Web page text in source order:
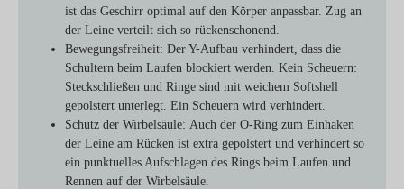
ist das Geschirr optimal auf den Körper anpassbar. Zug an
der Leine verteilt sich so rückenschonend.
Bewegungsfreiheit: Der Y-Aufbau verhindert, dass die
Schultern beim Laufen blockiert werden. Kein Scheuern:
Steckschließen und Ringe sind mit weichem Softshell
gepolstert unterlegt. Ein Scheuern wird verhindert.
Schutz der Wirbelsäule: Auch der O-Ring zum Einhaken
der Leine am Rücken ist extra gepolstert und verhindert so
ein punktuelles Aufschlagen des Rings beim Laufen und
Rennen auf der Wirbelsäule.